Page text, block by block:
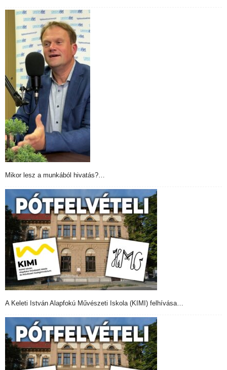
Mikor lesz a munkából hivatás?…
A Keleti István Alapfokú Művészeti Iskola (KIMI) felhívása…